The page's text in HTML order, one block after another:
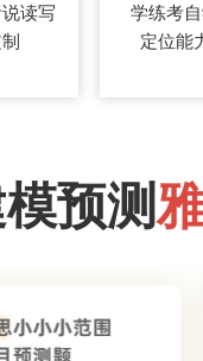
读写
学练考
定位能
预测